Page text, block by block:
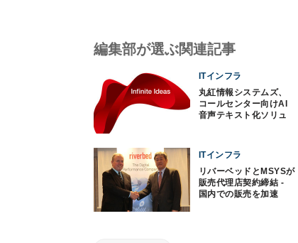
編集部が選ぶ関連記事
ITインフラ
丸紅情報システムズ、
コールセンター向けAI
音声テキスト化ソリュ
ITインフラ
リバーベッドとMSYSが
販売代理店契約締結 -
国内での販売を加速